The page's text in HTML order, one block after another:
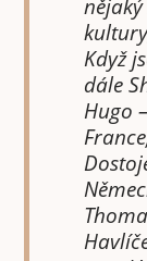
Když
dále
Hugo